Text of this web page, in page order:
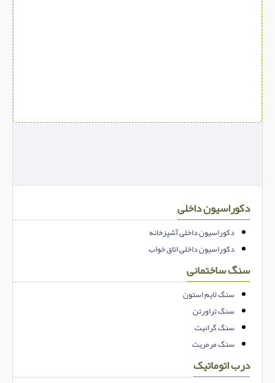
دکوراسیون داخلی
دکوراسیون داخلی آشپزخانه
دکوراسیون داخلی اتاق خواب
سنگ ساختمانی
سنگ لایم استون
سنگ تراورتن
سنگ گرانیت
سنگ مرمریت
درب اتوماتیک